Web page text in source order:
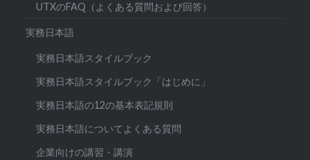
UTXのFAQ（よくある質問および回答）
実務日本語
実務日本語スタイルブック
実務日本語スタイルブック「はじめに」
実務日本語の12の基本表記規則
実務日本語についてよくある質問
企業向けの講習・講演